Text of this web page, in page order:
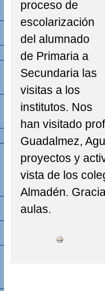
proceso de
escolarización
del alumnado
de Primaria a
Secundaria las
visitas a los
institutos. Nos
han visitado
Guadalmez,
proyectos y
vista de los
Almadén.
aulas.